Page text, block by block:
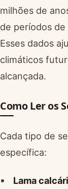
milhões de
de períodos
Esses dados
climáticos
alcançada.
Como Ler os
Cada tipo de
específica:
Lama